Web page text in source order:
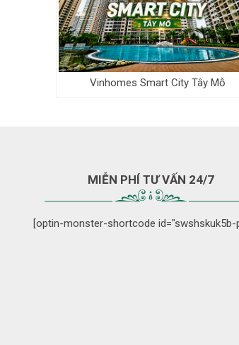
Vinhomes Smart City Tây Mỗ
MIỄN PHÍ TƯ VẤN 24/7
[optin-monster-shortcode id="swshskuk5b-